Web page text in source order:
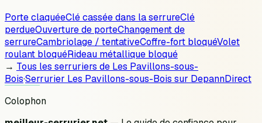
Porte claquéeClé cassée dans la serrureClé
perdueOuverture de porteChangement de
serrureCambriolage / tentativeCoffre-fort bloquéVolet
roulant bloquéRideau métallique bloqué
→ Tous les serruriers de Les Pavillons-sous-
Bois·Serrurier Les Pavillons-sous-Bois sur DepannDirect
Colophon